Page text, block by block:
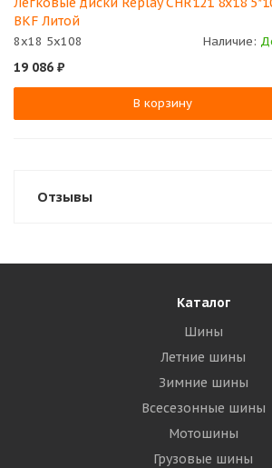
BKF Литой
8x18 5x108 Наличие:
19 086 ₽
В корзину
Отзывы
Каталог
Шины
Летние шины
Зимние шины
Всесезонные шины
Мотошины
Грузовые шины